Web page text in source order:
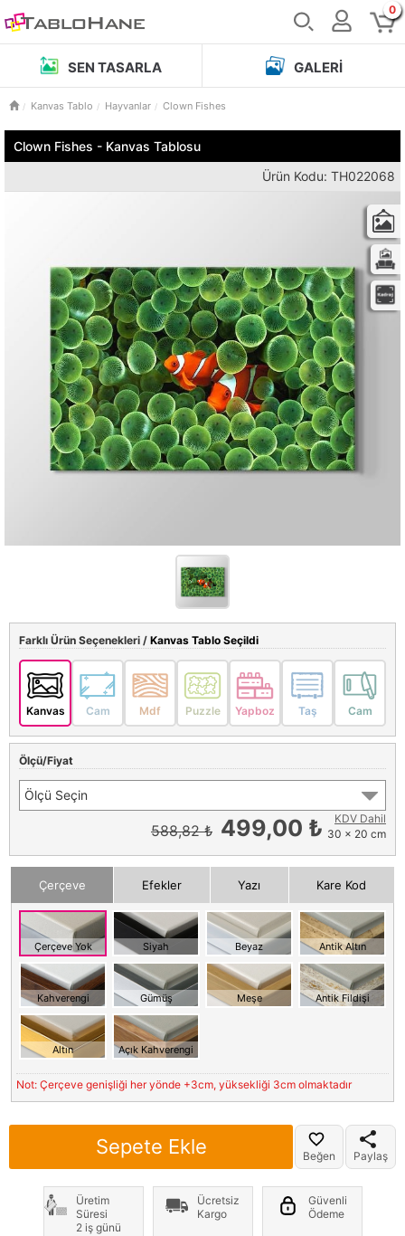
0
SEN TASARLA GALERI
Kanvas Tablo Hayvanlar Clown Fishes
Clown Fishes - Kanvas Tablosu
Ürün Kodu: TH022068
Farklı Ürün Seçenekleri / Kanvas Tablo Seçildi
Kanvas Cam Mdf Puzzle Yapboz Taş Cam
Ölçü/Fiyat
Ölçü Seçin
588,82 ₺ 499,00 ₺
KDV Dahil
30 x 20 cm
Çerçeve Efekler Yazı Kare Kod
Çerçeve Yok Siyah Beyaz Antik Altın
Kahverengi Gümüş Meşe Antik Fildişi
Altın Açık Kahverengi
Not: Çerçeve genişliği her yönde +3cm, yüksekliği 3cm olmaktadır
Sepete Ekle Beğen Paylaş
Üretim
Süresi
2 iş günü
Ücretsiz
Kargo
Güvenli
Ödeme